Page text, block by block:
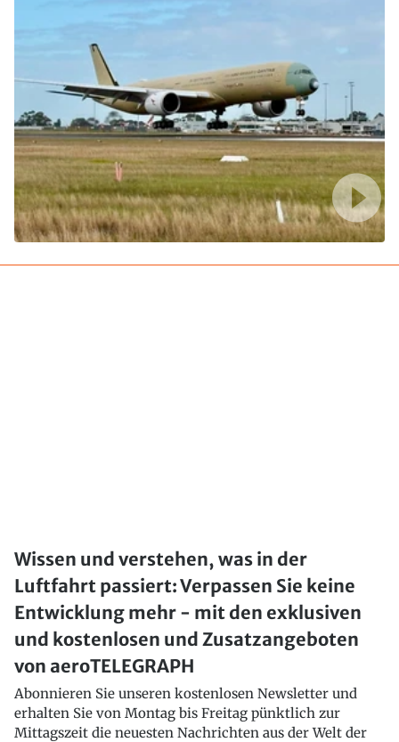
Wissen und verstehen, was in der
Luftfahrt passiert: Verpassen Sie keine
Entwicklung mehr - mit den exklusiven
und kostenlosen und Zusatzangeboten
von aeroTELEGRAPH
Abonnieren Sie unseren kostenlosen Newsletter und
erhalten Sie von Montag bis Freitag pünktlich zur
Mittagszeit die neuesten Nachrichten aus der Welt der